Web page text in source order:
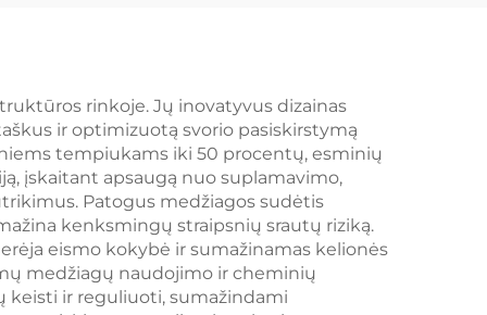
rinkoje. Jų inovatyvus dizainas
ir optimizuotą svorio pasiskirstymą
tempiukams iki 50 procentų, esminių
įskaitant apsaugą nuo suplamavimo,
Patogus medžiagos sudėtis
kenksmingų straipsnių srautų riziką.
eismo kokybė ir sumažinamas kelionės
medžiagų naudojimo ir cheminių
keisti ir reguliuoti, sumažindami